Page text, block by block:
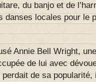
du banjo et de
danses locales pour le
Annie Bell Wright,
de lui avec
de sa popularité,